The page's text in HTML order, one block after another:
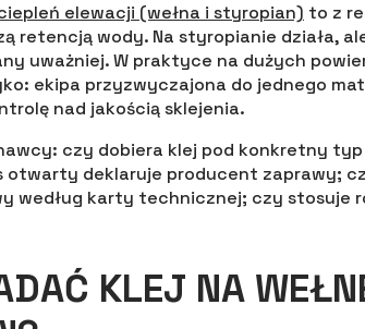
elewacji (wełna i styropian) to z
retencją wody. Na styropianie działa,
uważniej. W praktyce na dużych
ekipa przyzwyczajona do jednego
nad jakością sklejenia.
czy dobiera klej pod konkretny
otwarty deklaruje producent zaprawy;
według karty technicznej; czy stosuje
KLEJ NA